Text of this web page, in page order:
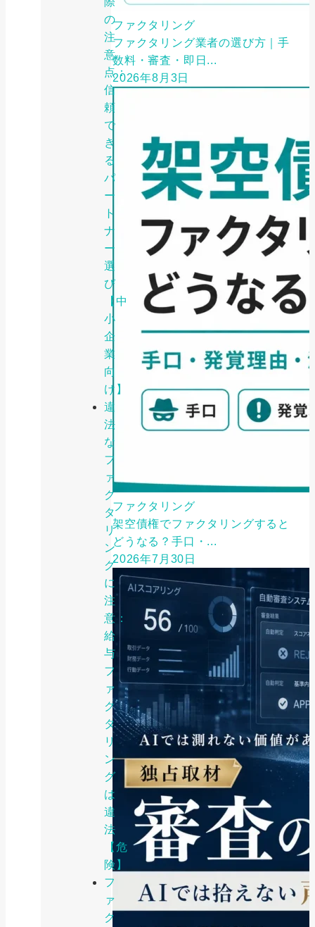
の
注
意
点：
信
頼
で
き
る
パ
ー
ト
ナ
ー
選
び
【中
小
企
業
向
け】
違
法
な
フ
ァ
ク
タ
リ
ン
グ
に
注
意：
給
与
フ
ァ
ク
タ
リ
ン
グ
は
違
法
【危
険】
フ
ァ
ク
ファクタリング
ファクタリング業者の選び方｜手
数料・審査・即日...
2026年8月3日
ファクタリング
架空債権でファクタリングすると
どうなる？手口・...
2026年7月30日